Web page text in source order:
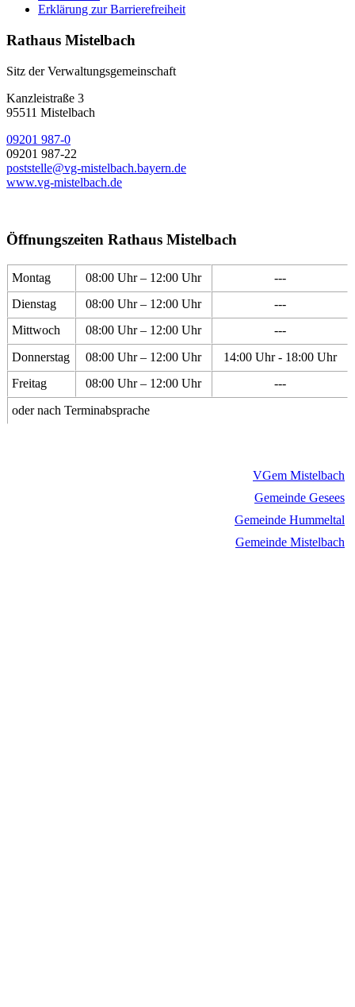
Erklärung zur Barrierefreiheit
Rathaus Mistelbach
Sitz der Verwaltungsgemeinschaft
Kanzleistraße 3
95511 Mistelbach
09201 987-0
09201 987-22
poststelle@vg-mistelbach.bayern.de
www.vg-mistelbach.de
Öffnungszeiten Rathaus Mistelbach
Montag 08:00 Uhr – 12:00 Uhr
---
Dienstag
08:00 Uhr – 12:00 Uhr
---
Mittwoch
08:00 Uhr – 12:00 Uhr
---
Donnerstag
08:00 Uhr – 12:00 Uhr
14:00 Uhr - 18:00 Uhr
Freitag
08:00 Uhr – 12:00 Uhr
---
oder nach Terminabsprache
VGem Mistelbach
Gemeinde Gesees
Gemeinde Hummeltal
Gemeinde Mistelbach